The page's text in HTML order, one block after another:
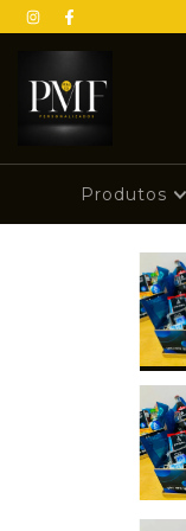
Produtos